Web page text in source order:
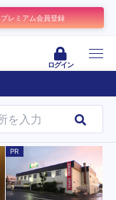
プレミアム会員登録
ログイン
PR